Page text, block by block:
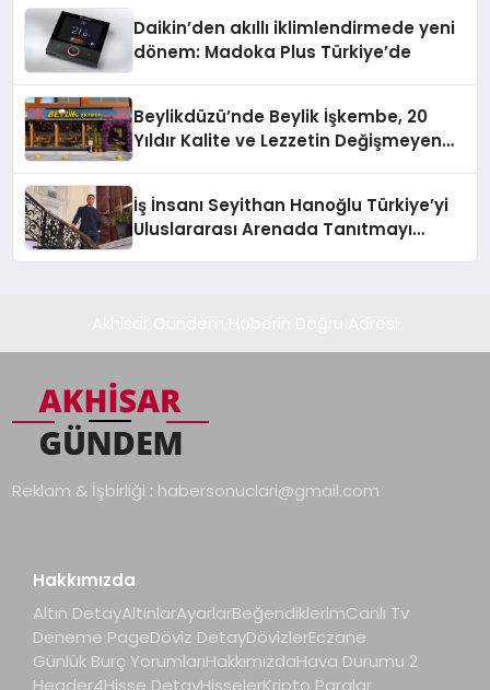
Daikin’den akıllı iklimlendirmede yeni
dönem: Madoka Plus Türkiye’de
Beylikdüzü’nde Beylik İşkembe, 20
Yıldır Kalite ve Lezzetin Değişmeyen
İş İnsanı Seyithan Hanoğlu Türkiye’yi
Uluslararası Arenada Tanıtmayı
Reklam & İşbirliği : habersonuclari@gmail.com
Hakkımızda
Altın DetayAltınlarAyarlarBeğendiklerimCanlı Tv
Deneme PageDöviz DetayDövizlerEczane
Günlük Burç YorumlarıHakkımızdaHava Durumu 2
Header4Hisse DetayHisselerKripto Paralar